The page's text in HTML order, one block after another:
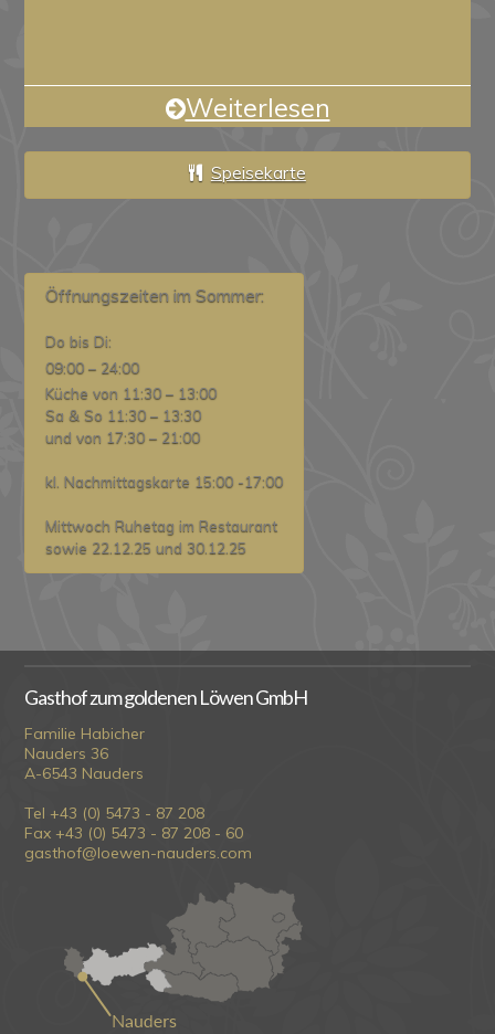
Weiterlesen
Speisekarte
Öffnungszeiten im Sommer:
Do bis Di:
09:00 – 24:00
Küche von 11:30 – 13:00
Sa & So 11:30 – 13:30
und von 17:30 – 21:00
kl. Nachmittagskarte 15:00 -17:00
Mittwoch Ruhetag im Restaurant
sowie 22.12.25 und 30.12.25
Gasthof zum goldenen Löwen GmbH
Familie Habicher
Nauders 36
A-6543 Nauders
Tel +43 (0) 5473 - 87 208
Fax +43 (0) 5473 - 87 208 - 60
gasthof@loewen-nauders.com